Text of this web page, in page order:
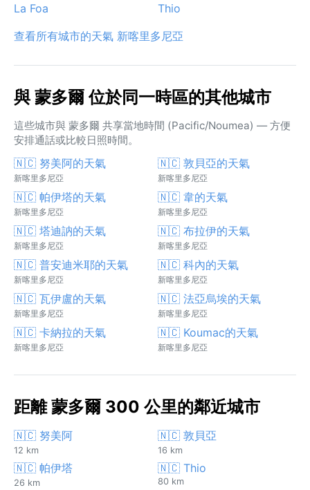
La Foa
Thio
查看所有城市的天氣 新喀里多尼亞
與 蒙多爾 位於同一時區的其他城市
這些城市與 蒙多爾 共享當地時間 (Pacific/Noumea) — 方便
安排通話或比較日照時間。
🇳🇨 努美阿的天氣
新喀里多尼亞
🇳🇨 敦貝亞的天氣
新喀里多尼亞
🇳🇨 帕伊塔的天氣
新喀里多尼亞
🇳🇨 韋的天氣
新喀里多尼亞
🇳🇨 塔迪訥的天氣
新喀里多尼亞
🇳🇨 布拉伊的天氣
新喀里多尼亞
🇳🇨 普安迪米耶的天氣
新喀里多尼亞
🇳🇨 科內的天氣
新喀里多尼亞
🇳🇨 瓦伊盧的天氣
新喀里多尼亞
🇳🇨 法亞烏埃的天氣
新喀里多尼亞
🇳🇨 卡納拉的天氣
新喀里多尼亞
🇳🇨 Koumac的天氣
新喀里多尼亞
距離 蒙多爾 300 公里的鄰近城市
🇳🇨 努美阿
12 km
🇳🇨 敦貝亞
16 km
🇳🇨 帕伊塔
26 km
🇳🇨 Thio
80 km